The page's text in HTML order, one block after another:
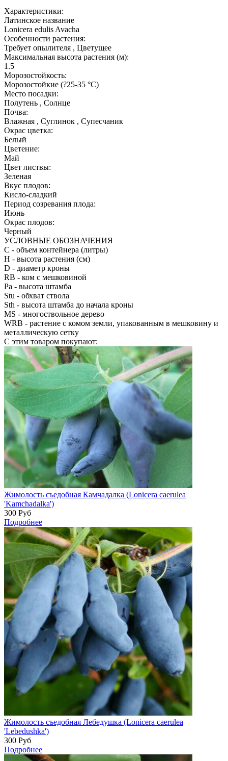
Характеристики:
Латинское название
Lonicera edulis Avacha
Особенности растения:
Требует опылителя , Цветущее
Максимальная высота растения (м):
1.5
Морозостойкость:
Морозостойкие (?25-35 °С)
Место посадки:
Полутень , Солнце
Почва:
Влажная , Суглинок , Супесчаник
Окрас цветка:
Белый
Цветение:
Май
Цвет листвы:
Зеленая
Вкус плодов:
Кисло-сладкий
Период созревания плода:
Июнь
Окрас плодов:
Черный
УСЛОВНЫЕ ОБОЗНАЧЕНИЯ
С - объем контейнера (литры)
H - высота растения (см)
D - диаметр кроны
RB - ком с мешковиной
Pa - высота штамба
Stu - обхват ствола
Sth - высота штамба до начала кроны
MS - многоствольное дерево
WRB - растение с комом земли, упакованным в мешковину и
металлическую сетку
С этим товаром покупают:
Жимолость съедобная Камчадалка (Lonicera caerulea
'Kamchadalka')
300 Руб
Подробнее
Жимолость съедобная Лебедушка (Lonicera caerulea
'Lebedushka')
300 Руб
Подробнее